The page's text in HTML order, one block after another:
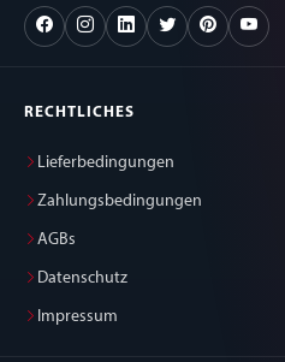
RECHTLICHES
Lieferbedingungen
Zahlungsbedingungen
AGBs
Datenschutz
Impressum